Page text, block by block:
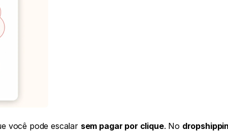
você pode escalar sem pagar por clique. No